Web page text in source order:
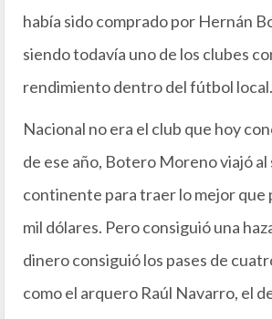
había sido comprado por Hernán
siendo todavía uno de los clubes
rendimiento dentro del fútbol local.
Nacional no era el club que hoy
de ese año, Botero Moreno viajó al
continente para traer lo mejor que
mil dólares. Pero consiguió una
dinero consiguió los pases de
como el arquero Raúl Navarro, el